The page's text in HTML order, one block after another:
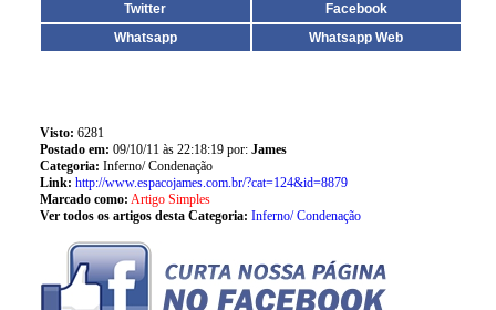
Twitter
Facebook
Whatsapp
Whatsapp Web
Visto: 6281
Postado em: 09/10/11 às 22:18:19 por: James
Categoria: Inferno/ Condenação
Link: http://www.espacojames.com.br/?cat=124&id=8879
Marcado como: Artigo Simples
Ver todos os artigos desta Categoria: Inferno/ Condenação